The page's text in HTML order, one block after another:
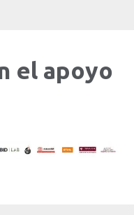
el apoyo